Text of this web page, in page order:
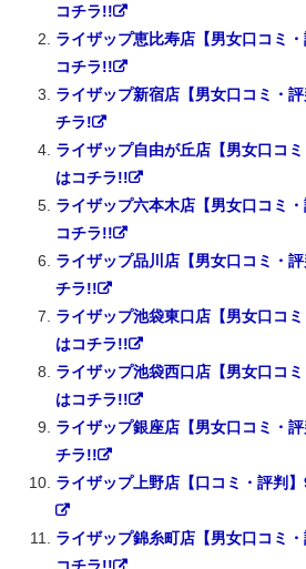
コチラ!!
ライザップ恵比寿店【男女口コミ
コチラ!!
ライザップ新宿店【男女口コミ・
チラ!
ライザップ自由が丘店【男女口コ
はコチラ!!
ライザップ六本木店【男女口コミ
コチラ!!
ライザップ品川店【男女口コミ・
チラ!!
ライザップ池袋東口店【男女口コ
はコチラ!!
ライザップ池袋西口店【男女口コ
はコチラ!!
ライザップ銀座店【男女口コミ・
チラ!!
ライザップ上野店【口コミ・評判
ライザップ錦糸町店【男女口コミ
コチラ!!